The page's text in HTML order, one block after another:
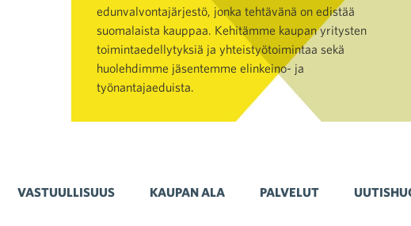
edunvalvontajärjestö, jonka tehtävänä on edistää
suomalaista kauppaa. Kehitämme kaupan yritysten
toimintaedellytyksiä ja yhteistyötoimintaa sekä
huolehdimme jäsentemme elinkeino- ja
työnantajaeduista.
VASTUULLISUUS KAUPAN ALA PALVELUT